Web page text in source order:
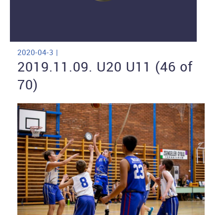
2020-04-3 |
2019.11.09. U20 U11 (46 of
70)